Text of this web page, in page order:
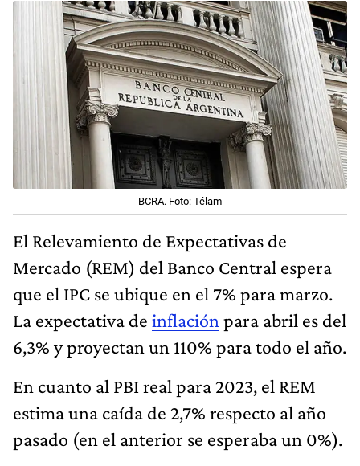
BCRA. Foto: Télam
El Relevamiento de Expectativas de
Mercado (REM) del Banco Central espera
que el IPC se ubique en el 7% para marzo.
La expectativa de inflación para abril es del
6,3% y proyectan un 110% para todo el año.
En cuanto al PBI real para 2023, el REM
estima una caída de 2,7% respecto al año
pasado (en el anterior se esperaba un 0%).